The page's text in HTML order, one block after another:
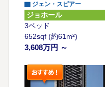
▇ ジェン・スピアー
ジョホール
3ベッド
652sqf (約61m²)
3,608万円 ～